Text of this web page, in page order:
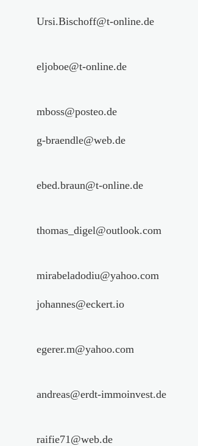
Ursi.Bischoff@t-online.de
eljoboe@t-online.de
mboss@posteo.de
g-braendle@web.de
ebed.braun@t-online.de
thomas_digel@outlook.com
mirabeladodiu@yahoo.com
johannes@eckert.io
egerer.m@yahoo.com
andreas@erdt-immoinvest.de
raifie71@web.de